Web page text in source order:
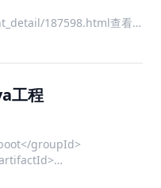
187598.html查看
-r 确保 yum 包最新
工程
groupId>